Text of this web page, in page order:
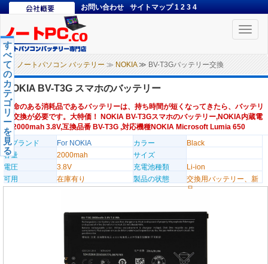
お問い合わせ サイトマップ 1 2 3 4
Toggle
ノートパソコン バッテリー ≫ NOKIA≫ BV-T3Gバッテリー交換
す
べ
て
の
カ
テ
ゴ
リ
ー
を
見
る
NOKIA BV-T3G スマホのバッテリー
寿命のある消耗品であるバッテリーは、持ち時間が短くなってきたら、バッテリ
ー交換が必要です。大特価！ NOKIA BV-T3Gスマホのバッテリー,NOKIA内蔵電
池2000mah 3.8V,互換品番 BV-T3G ,対応機種NOKIA Microsoft Lumia 650
のブランド
For NOKIA カラー
Black
容量
2000mah
サイズ
電圧
3.8V 充電池種類
Li-ion
可用
在庫有り 製品の状態
交換用バッテリー、新
品